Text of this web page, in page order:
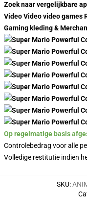
Zoek naar vergelijkbare
Video Video video games
Gaming kleding &
Op regelmatige basis
Controlebedrag voor alle
Volledige restitutie indien
SKU: